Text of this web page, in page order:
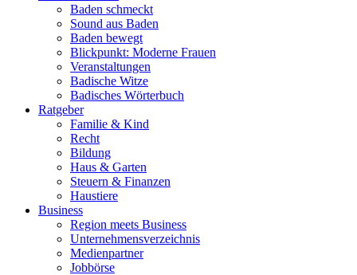
Baden schmeckt
Sound aus Baden
Baden bewegt
Blickpunkt: Moderne Frauen
Veranstaltungen
Badische Witze
Badisches Wörterbuch
Ratgeber
Familie & Kind
Recht
Bildung
Haus & Garten
Steuern & Finanzen
Haustiere
Business
Region meets Business
Unternehmensverzeichnis
Medienpartner
Jobbörse